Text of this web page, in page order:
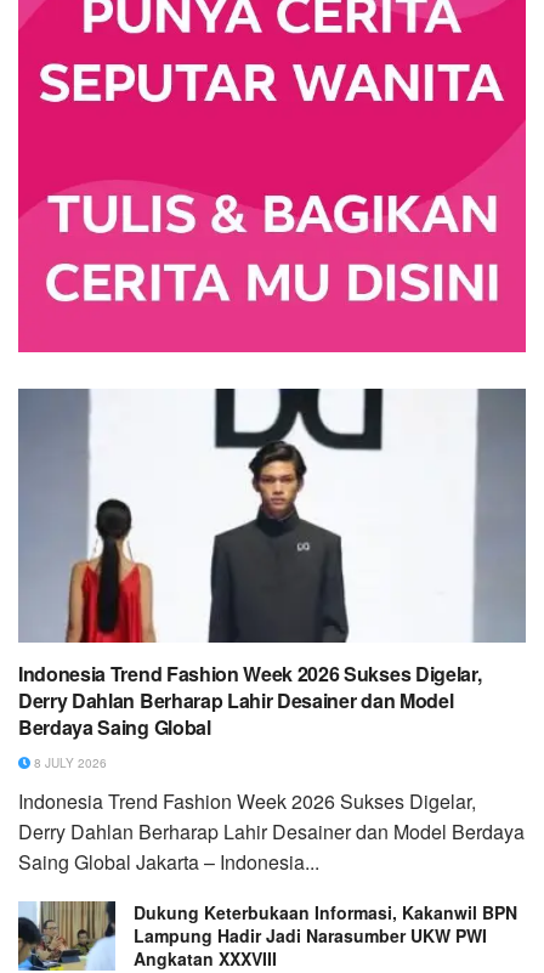
Indonesia Trend Fashion Week 2026 Sukses Digelar,
Derry Dahlan Berharap Lahir Desainer dan Model
Berdaya Saing Global
8 JULY 2026
Indonesia Trend Fashion Week 2026 Sukses Digelar,
Derry Dahlan Berharap Lahir Desainer dan Model Berdaya
Saing Global Jakarta – Indonesia...
Dukung Keterbukaan Informasi, Kakanwil BPN
Lampung Hadir Jadi Narasumber UKW PWI
Angkatan XXXVIII